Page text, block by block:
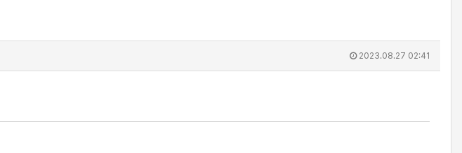
2023.08.27 02:41